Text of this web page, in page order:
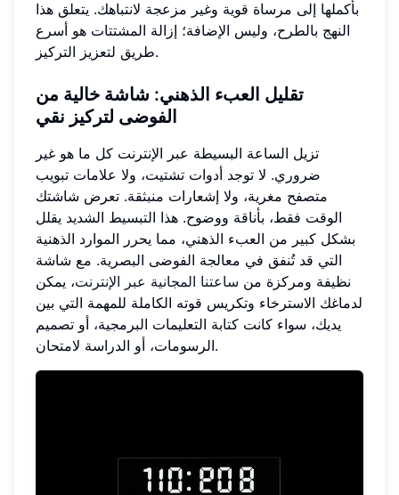
بأكملها إلى مرساة قوية وغير مزعجة لانتباهك. يتعلق هذا
النهج بالطرح، وليس الإضافة؛ إزالة المشتتات هو أسرع
طريق لتعزيز التركيز.
تقليل العبء الذهني: شاشة خالية من
الفوضى لتركيز نقي
تزيل الساعة البسيطة عبر الإنترنت كل ما هو غير
ضروري. لا توجد أدوات تشتيت، ولا علامات تبويب
متصفح مغرية، ولا إشعارات منبثقة. تعرض شاشتك
الوقت فقط، بأناقة ووضوح. هذا التبسيط الشديد يقلل
بشكل كبير من العبء الذهني، مما يحرر الموارد الذهنية
التي قد تُنفق في معالجة الفوضى البصرية. مع شاشة
نظيفة ومركزة من ساعتنا المجانية عبر الإنترنت، يمكن
لدماغك الاسترخاء وتكريس قوته الكاملة للمهمة التي بين
يديك، سواء كانت كتابة التعليمات البرمجية، أو تصميم
الرسومات، أو الدراسة لامتحان.